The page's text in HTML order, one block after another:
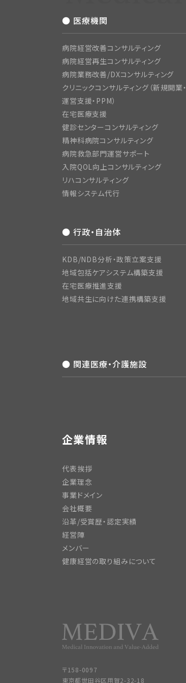
● 医療機関
病院経営改善コンサルティング
病院経営再生コンサルティング
病院業務改善/DXコンサルティング
クリニックコンサルティング（新規開業・
運営支援・PPM）
在宅医療支援
健診センターコンサルティング
精神科病院コンサルティング
病院救急部門運営サポート
入院QOL向上コンサルティング
リハコンサルティング
情報システム代行
● 行政・自治体
KDB/NDB分析・政策立案支援
地域包括ケアシステム構築支援
在宅医療推進支援
地域共生に向けた連携構築支援
● 関連医療・介護施設
企業情報
代表挨拶
企業理念
事業ドメイン
会社概要
沿革/受賞歴・認定実績
経営陣
メンバー
健康経営の取り組みについて
〒158-0097
東京都世田谷区用賀2-32-18